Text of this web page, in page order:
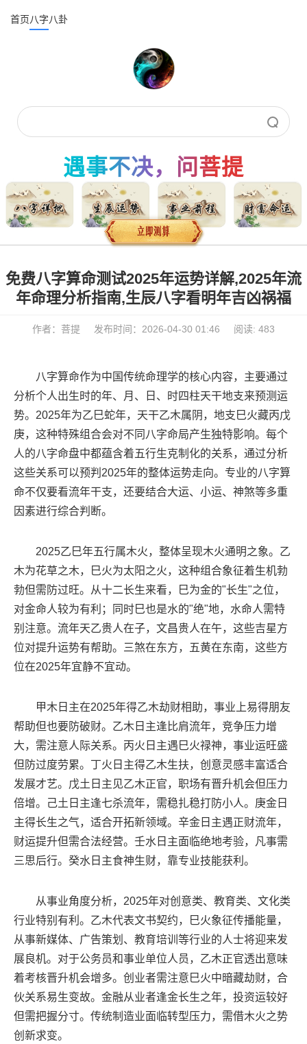
首页八字八卦
遇事不决，问菩提
免费八字算命测试2025年运势详解,2025年流
年命理分析指南,生辰八字看明年吉凶祸福
作者：菩提 发布时间：2026-04-30 01:46 阅读: 483
八字算命作为中国传统命理学的核心内容，主要通过
分析个人出生时的年、月、日、时四柱天干地支来预测运
势。2025年为乙巳蛇年，天干乙木属阴，地支巳火藏丙戊
庚，这种特殊组合会对不同八字命局产生独特影响。每个
人的八字命盘中都蕴含着五行生克制化的关系，通过分析
这些关系可以预判2025年的整体运势走向。专业的八字算
命不仅要看流年干支，还要结合大运、小运、神煞等多重
因素进行综合判断。
2025乙巳年五行属木火，整体呈现木火通明之象。乙
木为花草之木，巳火为太阳之火，这种组合象征着生机勃
勃但需防过旺。从十二长生来看，巳为金的"长生"之位，
对金命人较为有利；同时巳也是水的"绝"地，水命人需特
别注意。流年天乙贵人在子，文昌贵人在午，这些吉星方
位对提升运势有帮助。三煞在东方，五黄在东南，这些方
位在2025年宜静不宜动。
甲木日主在2025年得乙木劫财相助，事业上易得朋友
帮助但也要防破财。乙木日主逢比肩流年，竞争压力增
大，需注意人际关系。丙火日主遇巳火禄神，事业运旺盛
但防过度劳累。丁火日主得乙木生扶，创意灵感丰富适合
发展才艺。戊土日主见乙木正官，职场有晋升机会但压力
倍增。己土日主逢七杀流年，需稳扎稳打防小人。庚金日
主得长生之气，适合开拓新领域。辛金日主遇正财流年，
财运提升但需合法经营。壬水日主面临绝地考验，凡事需
三思后行。癸水日主食神生财，靠专业技能获利。
从事业角度分析，2025年对创意类、教育类、文化类
行业特别有利。乙木代表文书契约，巳火象征传播能量，
从事新媒体、广告策划、教育培训等行业的人士将迎来发
展良机。对于公务员和事业单位人员，乙木正官透出意味
着考核晋升机会增多。创业者需注意巳火中暗藏劫财，合
伙关系易生变故。金融从业者逢金长生之年，投资运较好
但需把握分寸。传统制造业面临转型压力，需借木火之势
创新求变。